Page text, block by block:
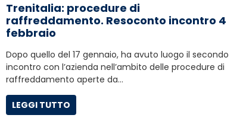
Trenitalia: procedure di
raffreddamento. Resoconto incontro 4
febbraio
Dopo quello del 17 gennaio, ha avuto luogo il secondo
incontro con l’azienda nell’ambito delle procedure di
raffreddamento aperte da…
LEGGI TUTTO